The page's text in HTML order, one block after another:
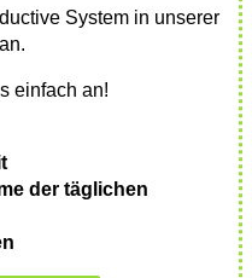
System in unserer
einfach an!
der täglichen